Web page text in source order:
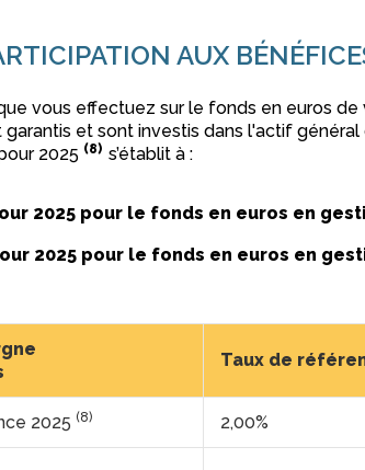
AUX
vous effectuez sur le fonds en euros de
et sont investis dans l'actif général
2025 (8) s’établit à :
2025 pour le fonds en euros en
2025 pour le fonds en euros en
Taux de
2025 (8) 2,00%